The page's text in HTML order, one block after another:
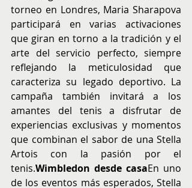
torneo en Londres, Maria Sharapova
participará en varias activaciones
que giran en torno a la tradición y el
arte del servicio perfecto, siempre
reflejando la meticulosidad que
caracteriza su legado deportivo. La
campaña también invitará a los
amantes del tenis a disfrutar de
experiencias exclusivas y momentos
que combinan el sabor de una Stella
Artois con la pasión por el
tenis.Wimbledon desde casaEn uno
de los eventos más esperados, Stella